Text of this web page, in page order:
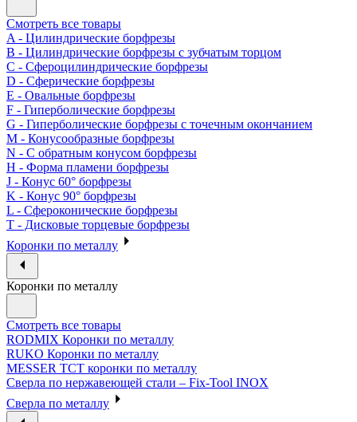
Смотреть все товары
A - Цилиндрические борфрезы
B - Цилиндрические борфрезы с зубчатым торцом
C - Сфероцилиндрические борфрезы
D - Сферические борфрезы
E - Овальные борфрезы
F - Гиперболические борфрезы
G - Гиперболические борфрезы с точечным окончанием
M - Конусообразные борфрезы
N - С обратным конусом борфрезы
H - Форма пламени борфрезы
J - Конус 60° борфрезы
K - Конус 90° борфрезы
L - Сфероконические борфрезы
T - Дисковые торцевые борфрезы
Коронки по металлу
Коронки по металлу
Смотреть все товары
RODMIX Коронки по металлу
RUKO Коронки по металлу
MESSER ТСТ коронки по металлу
Сверла по нержавеющей стали – Fix-Tool INOX
Сверла по металлу